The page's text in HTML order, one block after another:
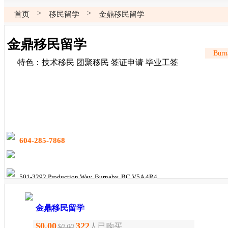
首页 > 移民留学 > 金鼎移民留学
金鼎移民留学
特色：技术移民 团聚移民 签证申请 毕业工签
604-285-7868
501-3292 Production Way, Burnaby, BC V5A 4R4
金鼎移民留学
$0.00 322 人已购买